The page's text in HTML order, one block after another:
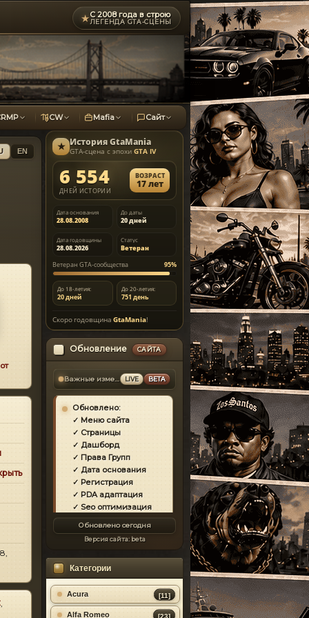
★С 2008 года в строю
ЛЕГЕНДА GTA-СЦЕНЫ
CW Mafia Сайт
EN
,
★ ИсторияGtaMania
GTA-сцена с эпохи GTA IV
6 554
ДНЕЙ ИСТОРИИ
ВОЗРАСТ
17 лет
Дата основания
28.08.2008
До даты
20 дней
Дата годовщины
28.08.2026
Статус
Ветеран
Ветеран GTA-сообщества
95%
До 18-летия:
20 дней
До 20-летия:
751 день
Скоро годовщинаGtaMania!
Обновление САЙТА
Важные изменения LIVE BETA
Обновлено:
✓ Меню сайта
✓ Страницы
✓ Дашборд
✓ Права Групп
✓ Дата основания
✓ Регистрация
✓ PDA адаптация
✓ Seo оптимизация
✓ Загрузка страниц
✓ Моды
✓ Главная
✓ Репутация
✓ Золотой коммент
✓ Футер
✓ Форум
Обновлено сегодня
Версия сайта: beta
Категории
Acura [11]
Alfa Romeo [23]